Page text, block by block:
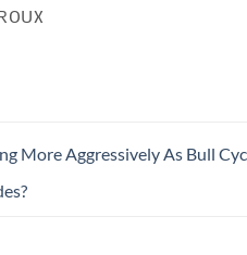
More Aggressively As Bull